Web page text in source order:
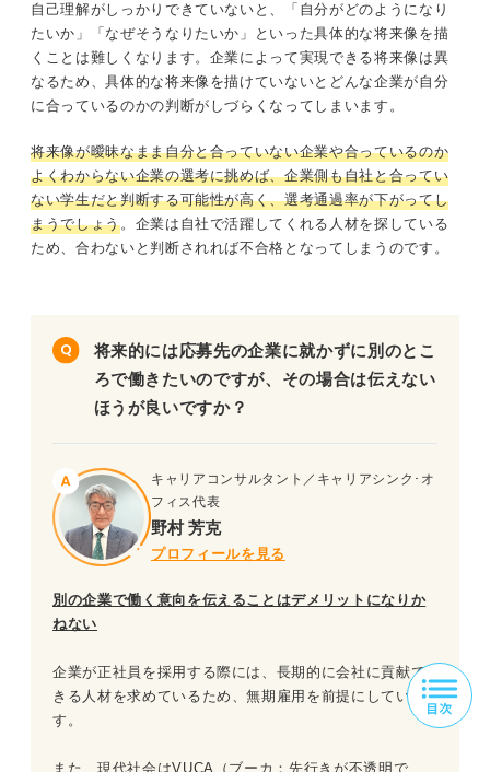
自己理解がしっかりできていないと、「自分がどのようになり
たいか」「なぜそうなりたいか」といった具体的な将来像を描
くことは難しくなります。企業によって実現できる将来像は異
なるため、具体的な将来像を描けていないとどんな企業が自分
に合っているのかの判断がしづらくなってしまいます。
将来像が曖昧なまま自分と合っていない企業や合っているのか
よくわからない企業の選考に挑めば、企業側も自社と合ってい
ない学生だと判断する可能性が高く、選考通過率が下がってし
まうでしょう。企業は自社で活躍してくれる人材を探している
ため、合わないと判断されれば不合格となってしまうのです。
将来的には応募先の企業に就かずに別のとこ
ろで働きたいのですが、その場合は伝えない
ほうが良いですか？
キャリアコンサルタント／キャリアシンク･オ
フィス代表
野村 芳克
プロフィールを見る
別の企業で働く意向を伝えることはデメリットになりか
ねない
企業が正社員を採用する際には、長期的に会社に貢献で
きる人材を求めているため、無期雇用を前提にしていま
す。
また、現代社会はVUCA（ブーカ：先行きが不透明で、